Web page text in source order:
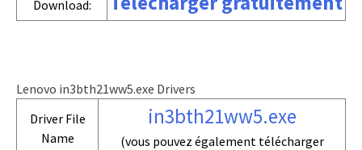
Download:
Lenovo in3bth21ww5.exe Drivers
Driver File
Name
in3bth21ww5.exe
(vous pouvez également télécharger